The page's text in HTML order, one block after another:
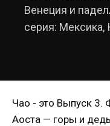
Венеция и
серия: Мексика,
Чао - это Выпуск 3.
Аоста — горы и